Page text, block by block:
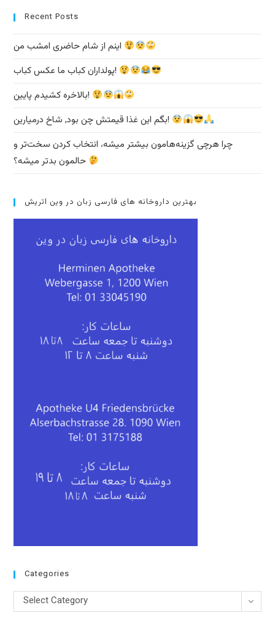
Recent Posts
پولداران کباب ما عکس کباب!
بالاخره کشیدم پایین!
بگم این غذا قیمتش چن بود, شاخ درمیارین!
چرا هرچی گزینه‌هامون بیشتر میشه، انتخاب کردن سخت‌تر و
بهترین داروخانه های فارسی زبان در وین اتریش
Categories
Categories
Select Category